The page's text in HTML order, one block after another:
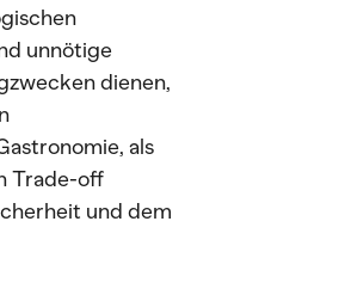
unnötige
dienen,
als
Trade-off
und dem